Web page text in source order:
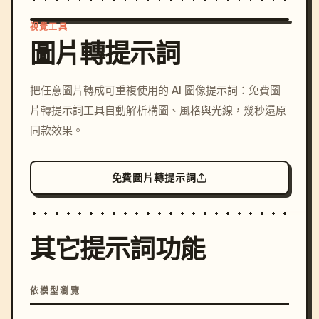
c, cyberpunk sunset, neon
colors, 8k --v 6.0
視覺工具
圖片轉提示詞
把任意圖片轉成可重複使用的 AI 圖像提示詞：免費圖
片轉提示詞工具自動解析構圖、風格與光線，幾秒還原
同款效果。
免費圖片轉提示詞
其它提示詞功能
依模型瀏覽